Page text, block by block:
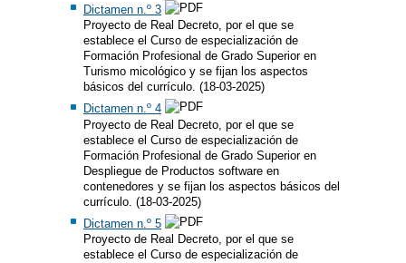
Dictamen n.º 3
Proyecto de Real Decreto, por el que se
establece el Curso de especialización de
Formación Profesional de Grado Superior en
Turismo micológico y se fijan los aspectos
básicos del currículo. (18-03-2025)
Dictamen n.º 4
Proyecto de Real Decreto, por el que se
establece el Curso de especialización de
Formación Profesional de Grado Superior en
Despliegue de Productos software en
contenedores y se fijan los aspectos básicos del
currículo. (18-03-2025)
Dictamen n.º 5
Proyecto de Real Decreto, por el que se
establece el Curso de especialización de